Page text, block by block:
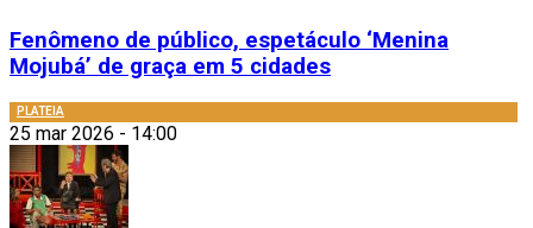
Fenômeno de público, espetáculo ‘Menina
Mojubá’ de graça em 5 cidades
PLATEIA
25 mar 2026 - 14:00